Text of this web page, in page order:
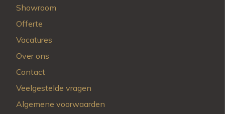
Showroom
Offerte
Vacatures
Over ons
Contact
Veelgestelde vragen
Algemene voorwaarden